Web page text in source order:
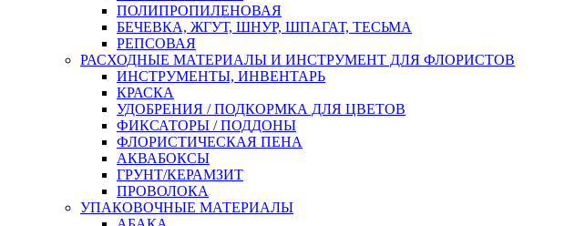
ПОЛИПРОПИЛЕНОВАЯ
БЕЧЕВКА, ЖГУТ, ШНУР, ШПАГАТ, ТЕСЬМА
РЕПСОВАЯ
РАСХОДНЫЕ МАТЕРИАЛЫ И ИНСТРУМЕНТ ДЛЯ ФЛОРИСТОВ
ИНСТРУМЕНТЫ, ИНВЕНТАРЬ
КРАСКА
УДОБРЕНИЯ / ПОДКОРМКА ДЛЯ ЦВЕТОВ
ФИКСАТОРЫ / ПОДДОНЫ
ФЛОРИСТИЧЕСКАЯ ПЕНА
АКВАБОКСЫ
ГРУНТ/КЕРАМЗИТ
ПРОВОЛОКА
УПАКОВОЧНЫЕ МАТЕРИАЛЫ